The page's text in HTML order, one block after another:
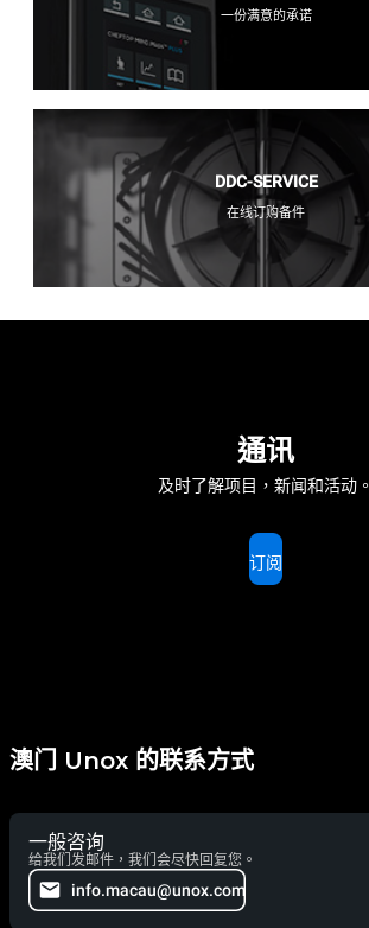
一份满意的承诺
DDC-SERVICE
在线订购备件
通讯
及时了解项目，新闻和活动。
订阅
澳门 Unox 的联系方式
一般咨询
给我们发邮件，我们会尽快回复您。
info.macau@unox.com